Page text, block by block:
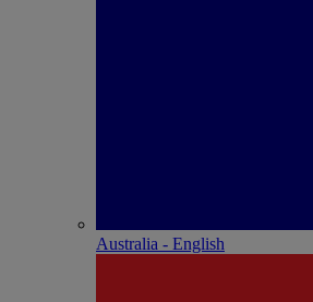
Australia - English